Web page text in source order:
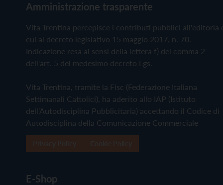
Amministrazione trasparente
Vita Trentina percepisce i contributi pubblici all'editoria
cui al decreto legislativo 15 maggio 2017, n. 70.
Indicazione resa ai sensi della lettera f) del comma 2
dell'art. 5 del medesimo decreto Lgs.
Vita Trentina, tramite la Fisc (Federazione Italiana
Settimanali Cattolici), ha aderito allo IAP (Istituto
dell'Autodisciplina Pubblicitaria) accettando il Codice di
Autodisciplina della Comunicazione Commerciale
E-Shop